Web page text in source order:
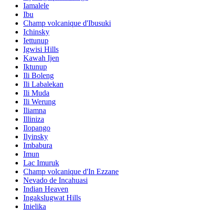
Iamalele
Ibu
Champ volcanique d'Ibusuki
Ichinsky
Iettunup
Igwisi Hills
Kawah Ijen
Iktunup
Ili Boleng
Ili Labalekan
Ili Muda
Ili Werung
Iliamna
Illiniza
Ilopango
Ilyinsky
Imbabura
Imun
Lac Imuruk
Champ volcanique d'In Ezzane
Nevado de Incahuasi
Indian Heaven
Ingakslugwat Hills
Inielika